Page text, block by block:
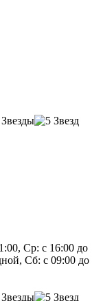
Ср: с 16:00 до
Сб: с 09:00 до